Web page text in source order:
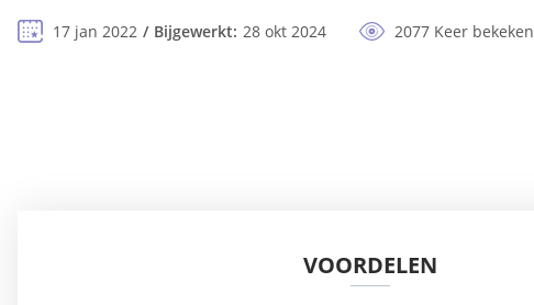
17 jan 2022 Bijgewerkt: 28 okt 2024 2077 Keer bekeken
VOORDELEN